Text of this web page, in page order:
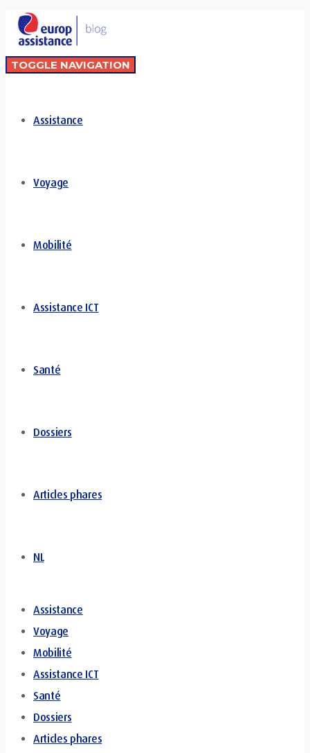
TOGGLE NAVIGATION
Assistance
Voyage
Mobilité
Assistance ICT
Santé
Dossiers
Articles phares
NL
Assistance
Voyage
Mobilité
Assistance ICT
Santé
Dossiers
Articles phares